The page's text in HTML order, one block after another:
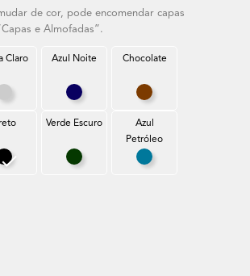
de cor, pode encomendar capas
e Almofadas”.
Claro Azul Noite
Azul Noite
Chocolate
Chocolate
Preto
Verde Escuro
Verde Escuro
Azul
Petróleo
Azul Petróleo